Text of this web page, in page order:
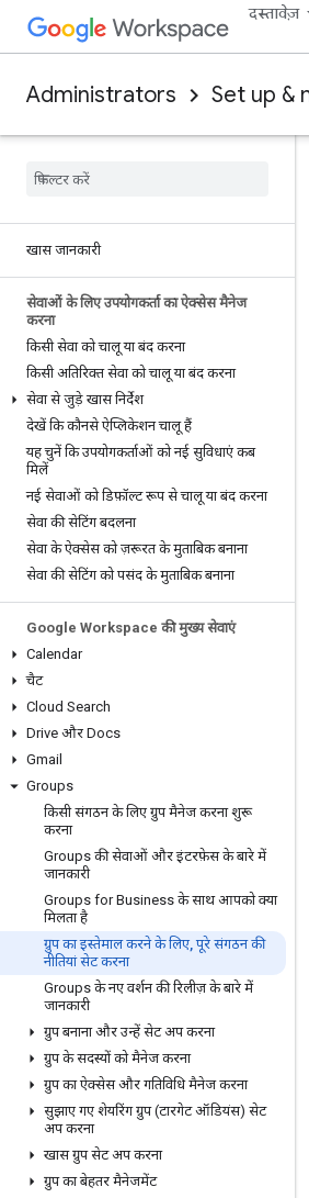
दस्तावेज़
Administrators Set up &
खास जानकारी
सेवाओं के लिए उपयोगकर्ता का ऐक्सेस मैनेज
करना
किसी सेवा को चालू या बंद करना
किसी अतिरिक्त सेवा को चालू या बंद करना
सेवा से जुड़े खास निर्देश
देखें कि कौनसे ऐप्लिकेशन चालू हैं
यह चुनें कि उपयोगकर्ताओं को नई सुविधाएं कब
मिलें
नई सेवाओं को डिफ़ॉल्ट रूप से चालू या बंद करना
सेवा की सेटिंग बदलना
सेवा के ऐक्सेस को ज़रूरत के मुताबिक बनाना
सेवा की सेटिंग को पसंद के मुताबिक बनाना
Google Workspace की मुख्य सेवाएं
Calendar
चैट
Cloud Search
Drive और Docs
Gmail
Groups
किसी संगठन के लिए ग्रुप मैनेज करना शुरू
करना
Groups की सेवाओं और इंटरफ़ेस के बारे में
जानकारी
Groups for Business के साथ आपको क्या
मिलता है
ग्रुप का इस्तेमाल करने के लिए,पूरे संगठन की
नीतियां सेट करना
Groups के नए वर्शन की रिलीज़ के बारे में
जानकारी
ग्रुप बनाना और उन्हें सेट अप करना
ग्रुप के सदस्यों को मैनेज करना
ग्रुप का ऐक्सेस और गतिविधि मैनेज करना
सुझाए गए शेयरिंग ग्रुप (टारगेट ऑडियंस) सेट
अप करना
खास ग्रुप सेट अप करना
ग्रुप का बेहतर मैनेजमेंट